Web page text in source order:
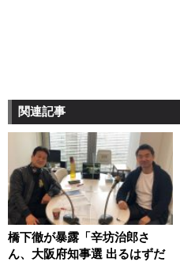
関連記事
橋下徹が暴露「辛坊治郎さ
ん、大阪府知事選 出るはずだ